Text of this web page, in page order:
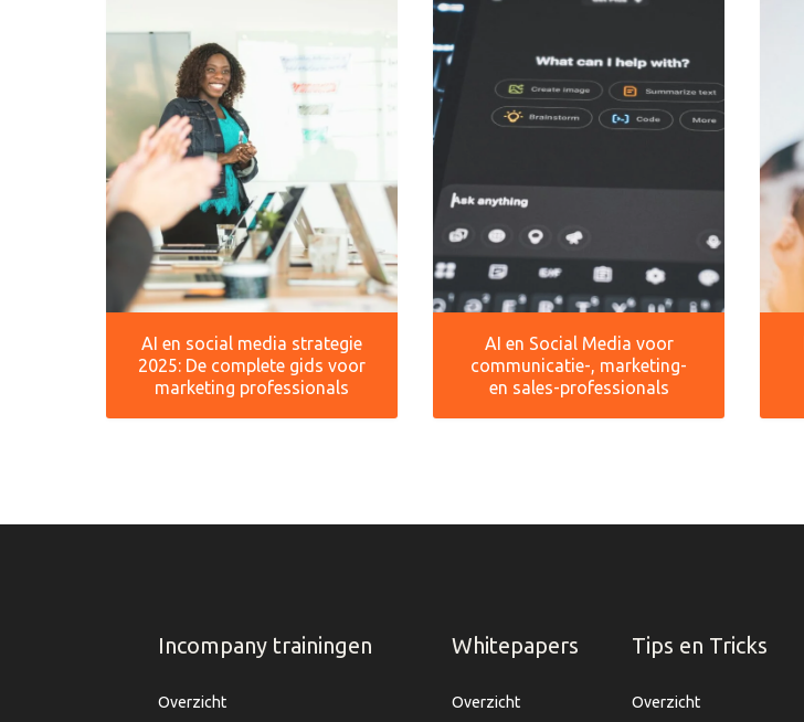
AI en social media strategie
2025: De complete gids voor
marketing professionals
AI en Social Media voor
communicatie-, marketing-
en sales-professionals
Incompany trainingen
Overzicht
Whitepapers
Overzicht
Tips en Tricks
Overzicht